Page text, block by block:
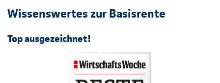
Wissenswertes zur Basisrente
Top ausgezeichnet!